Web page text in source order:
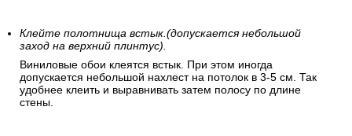
Клейте полотнища встык.(допускается небольшой
заход на верхний плинтус).
Виниловые обои клеятся встык. При этом иногда
допускается небольшой нахлест на потолок в 3-5 см. Так
удобнее клеить и выравнивать затем полосу по длине
стены.